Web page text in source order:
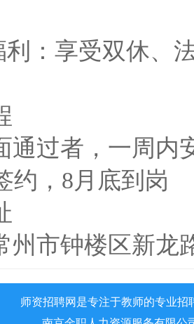
利：享受双休、
通过者，一周内
约，8月底到岗
州市钟楼区新龙
师资招聘网是专注于教师的专业